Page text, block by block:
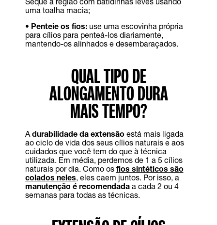
uma toalha macia;
• Penteie os fios:use uma escovinha própria
para cílios para penteá-los diariamente,
mantendo-os alinhados e desembaraçados.
QUAL TIPO DE
ALONGAMENTO DURA
MAIS TEMPO?
A durabilidade da extensãoestá mais ligada
ao ciclo de vida dos seus cílios naturais e aos
cuidados que você tem do que à técnica
utilizada. Em média, perdemos de 1 a 5 cílios
naturais por dia. Como os fios sintéticos são
colados neles, eles caem juntos. Por isso, a
manutenção é recomendadaa cada 2 ou 4
semanas para todas as técnicas.